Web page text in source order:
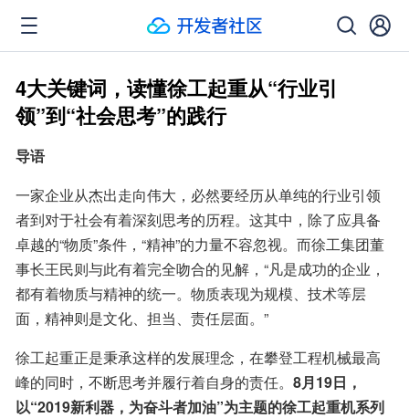
4大关键词，读懂徐工起重从“行业引
领”到“社会思考”的践行
导语
一家企业从杰出走向伟大，必然要经历从单纯的行业引领
者到对于社会有着深刻思考的历程。这其中，除了应具备
卓越的“物质”条件，“精神”的力量不容忽视。而徐工集团董
事长王民则与此有着完全吻合的见解，“凡是成功的企业，
都有着物质与精神的统一。物质表现为规模、技术等层
面，精神则是文化、担当、责任层面。”
徐工起重正是秉承这样的发展理念，在攀登工程机械最高
峰的同时，不断思考并履行着自身的责任。 8月19日，
以“2019新利器，为奋斗者加油”为主题的徐工起重机系列